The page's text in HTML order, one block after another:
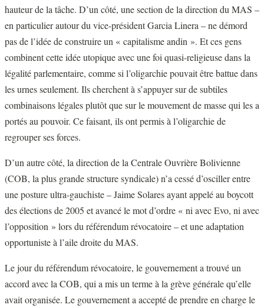
hauteur de la tâche. D’un côté, une section de la direction du MAS –
en particulier autour du vice-président Garcia Linera – ne démord
pas de l’idée de construire un « capitalisme andin ». Et ces gens
combinent cette idée utopique avec une foi quasi-religieuse dans la
légalité parlementaire, comme si l’oligarchie pouvait être battue dans
les urnes seulement. Ils cherchent à s’appuyer sur de subtiles
combinaisons légales plutôt que sur le mouvement de masse qui les a
portés au pouvoir. Ce faisant, ils ont permis à l’oligarchie de
regrouper ses forces.
D’un autre côté, la direction de la Centrale Ouvrière Bolivienne
(COB, la plus grande structure syndicale) n’a cessé d’osciller entre
une posture ultra-gauchiste – Jaime Solares ayant appelé au boycott
des élections de 2005 et avancé le mot d’ordre « ni avec Evo, ni avec
l’opposition » lors du référendum révocatoire – et une adaptation
opportuniste à l’aile droite du MAS.
Le jour du référendum révocatoire, le gouvernement a trouvé un
accord avec la COB, qui a mis un terme à la grève générale qu’elle
avait organisée. Le gouvernement a accepté de prendre en charge le